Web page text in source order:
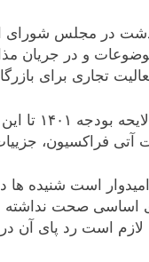
در مجلس شورای
تجاری برای
وی در
آتی فراکسیون،
است شنیده
اساسی صحت
لازم است رد پای